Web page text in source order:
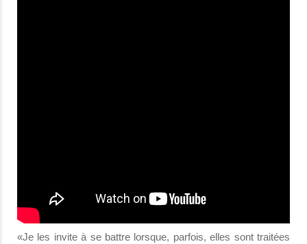
«Je les invite à se battre lorsque, parfois, elles sont traitées